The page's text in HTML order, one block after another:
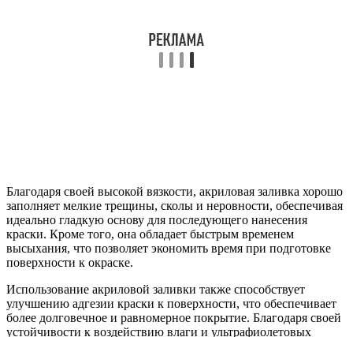
Благодаря своей высокой вязкости, акриловая заливка хорошо
заполняет мелкие трещины, сколы и неровности, обеспечивая
идеально гладкую основу для последующего нанесения
краски. Кроме того, она обладает быстрым временем
высыхания, что позволяет экономить время при подготовке
поверхности к окраске.
Использование акриловой заливки также способствует
улучшению адгезии краски к поверхности, что обеспечивает
более долговечное и равномерное покрытие. Благодаря своей
устойчивости к воздействию влаги и ультрафиолетовых